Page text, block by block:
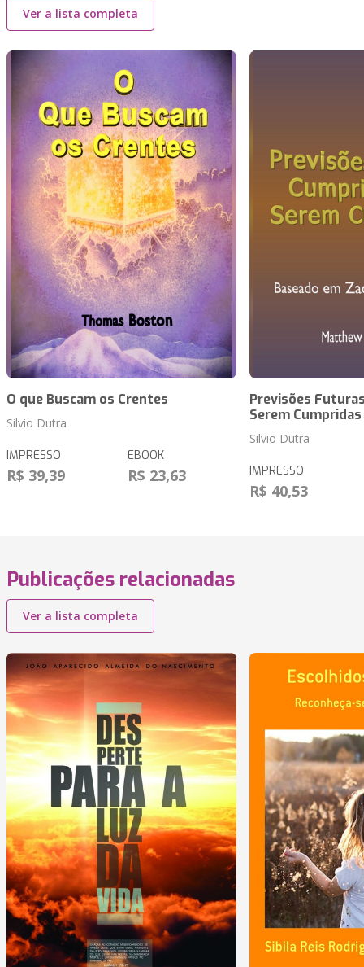
Ver a lista completa
O que Buscam os Crentes
Silvio Dutra
IMPRESSO
R$ 39,39
EBOOK
R$ 23,63
Previsões
Serem Cumpridas
Silvio Dutra
IMPRESSO
R$ 40,53
Publicações relacionadas
Ver a lista completa